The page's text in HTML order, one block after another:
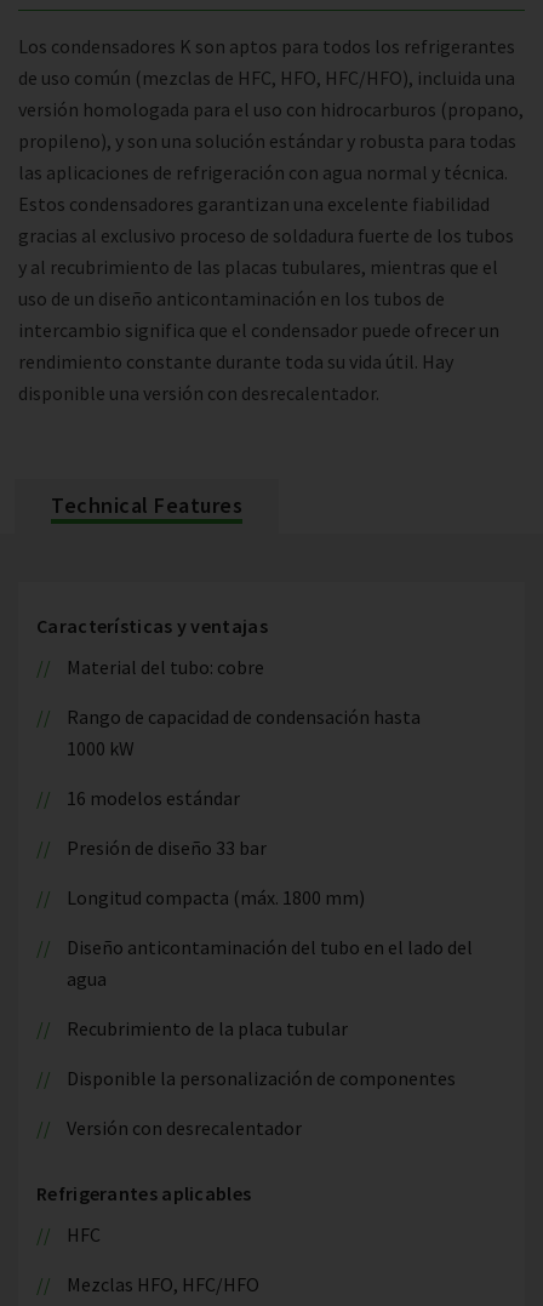
Los condensadores K son aptos para todos los refrigerantes
de uso común (mezclas de HFC, HFO, HFC/HFO), incluida una
versión homologada para el uso con hidrocarburos (propano,
propileno), y son una solución estándar y robusta para todas
las aplicaciones de refrigeración con agua normal y técnica.
Estos condensadores garantizan una excelente fiabilidad
gracias al exclusivo proceso de soldadura fuerte de los tubos
y al recubrimiento de las placas tubulares, mientras que el
uso de un diseño anticontaminación en los tubos de
intercambio significa que el condensador puede ofrecer un
rendimiento constante durante toda su vida útil. Hay
disponible una versión con desrecalentador.
Technical Features
Características y ventajas
Material del tubo: cobre
Rango de capacidad de condensación hasta
1000 kW
16 modelos estándar
Presión de diseño 33 bar
Longitud compacta (máx. 1800 mm)
Diseño anticontaminación del tubo en el lado del
agua
Recubrimiento de la placa tubular
Disponible la personalización de componentes
Versión con desrecalentador
Refrigerantes aplicables
HFC
Mezclas HFO, HFC/HFO